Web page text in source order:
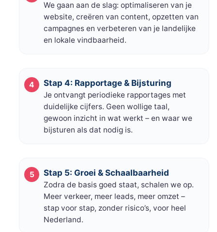
We gaan aan de slag: optimaliseren van je
website, creëren van content, opzetten van
campagnes en verbeteren van je landelijke
en lokale vindbaarheid.
Stap 4: Rapportage & Bijsturing
Je ontvangt periodieke rapportages met
duidelijke cijfers. Geen wollige taal,
gewoon inzicht in wat werkt – en waar we
bijsturen als dat nodig is.
Stap 5: Groei & Schaalbaarheid
Zodra de basis goed staat, schalen we op.
Meer verkeer, meer leads, meer omzet –
stap voor stap, zonder risico’s, voor heel
Nederland.